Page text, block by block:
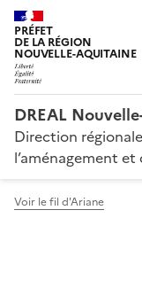
PRÉFET
DE LA RÉGION
NOUVELLE-AQUITAINE
DREAL
Direction
l’aménagement
Voir le fil d'Ariane